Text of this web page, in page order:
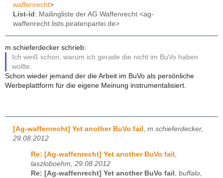
waffenrecht>
List-id : Mailingliste der AG Waffenrecht <ag-
waffenrecht.lists.piratenpartei.de>
m.schieferdecker schrieb:
Ich weiß schon, warum ich gerade die nicht im BuVo haben
wollte.
Schon wieder jemand der die Arbeit im BuVo als persönliche
Werbeplattform für die eigene Meinung instrumentalisiert.
[Ag-waffenrecht] Yet another BuVo fail m.schieferdecker,
29.08.2012
Re: [Ag-waffenrecht] Yet another BuVo fail ,
laszloboehm, 29.08.2012
Re: [Ag-waffenrecht] Yet another BuVo fail , buffalo,